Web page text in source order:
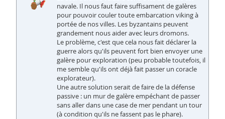
navale. Il nous faut faire suffisament de galères
pour pouvoir couler toute embarcation viking à
portée de nos villes. Les byzantains peuvent
grandement nous aider avec leurs dromons.
Le problème, c'est que cela nous fait déclarer la
guerre alors qu'ils peuvent fort bien envoyer une
galère pour exploration (peu probable toutefois, il
me semble qu'ils ont déjà fait passer un coracle
explorateur).
Une autre solution serait de faire de la défense
passive : un mur de galère empéchant de passer
sans aller dans une case de mer pendant un tour
(à condition qu'ils ne fassent pas le phare).